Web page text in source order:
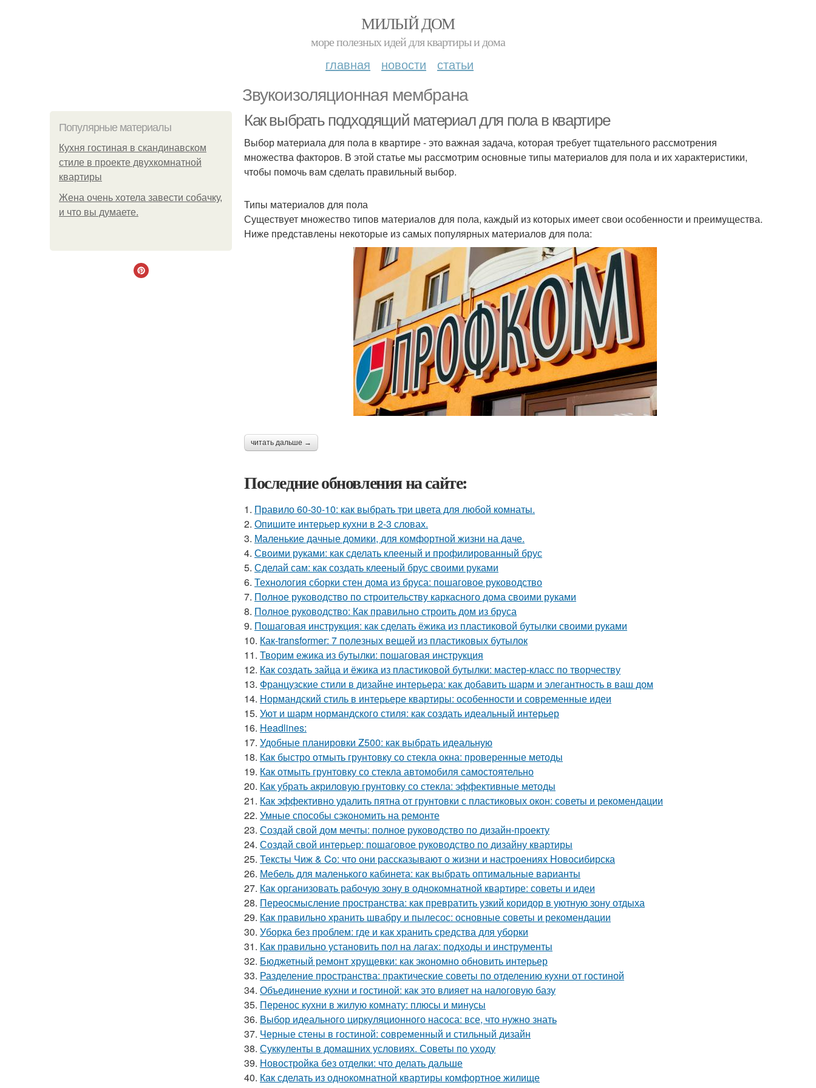
МИЛЫЙ ДОМ
море полезных идей для квартиры и дома
главная новости статьи
Звукоизоляционная мембрана
Популярные материалы
Кухня гостиная в скандинавском
стиле в проекте двухкомнатной
квартиры
Жена очень хотела завести собачку,
и что вы думаете.
Как выбрать подходящий материал для пола в квартире
Выбор материала для пола в квартире - это важная задача, которая требует тщательного рассмотрения
множества факторов. В этой статье мы рассмотрим основные типы материалов для пола и их характеристики,
чтобы помочь вам сделать правильный выбор.
Типы материалов для пола
Существует множество типов материалов для пола, каждый из которых имеет свои особенности и преимущества.
Ниже представлены некоторые из самых популярных материалов для пола:
читать дальше →
Последние обновления на сайте:
1. Правило 60-30-10: как выбрать три цвета для любой комнаты.
2. Опишите интерьер кухни в 2-3 словах.
3. Маленькие дачные домики, для комфортной жизни на даче.
4. Своими руками: как сделать клееный и профилированный брус
5. Сделай сам: как создать клееный брус своими руками
6. Технология сборки стен дома из бруса: пошаговое руководство
7. Полное руководство по строительству каркасного дома своими руками
8. Полное руководство: Как правильно строить дом из бруса
9. Пошаговая инструкция: как сделать ёжика из пластиковой бутылки своими руками
10. Как-transformer: 7 полезных вещей из пластиковых бутылок
11. Творим ежика из бутылки: пошаговая инструкция
12. Как создать зайца и ёжика из пластиковой бутылки: мастер-класс по творчеству
13. Французские стили в дизайне интерьера: как добавить шарм и элегантность в ваш дом
14. Нормандский стиль в интерьере квартиры: особенности и современные идеи
15. Уют и шарм нормандского стиля: как создать идеальный интерьер
16. Headlines:
17. Удобные планировки Z500: как выбрать идеальную
18. Как быстро отмыть грунтовку со стекла окна: проверенные методы
19. Как отмыть грунтовку со стекла автомобиля самостоятельно
20. Как убрать акриловую грунтовку со стекла: эффективные методы
21. Как эффективно удалить пятна от грунтовки с пластиковых окон: советы и рекомендации
22. Умные способы сэкономить на ремонте
23. Создай свой дом мечты: полное руководство по дизайн-проекту
24. Создай свой интерьер: пошаговое руководство по дизайну квартиры
25. Тексты Чиж & Co: что они рассказывают о жизни и настроениях Новосибирска
26. Мебель для маленького кабинета: как выбрать оптимальные варианты
27. Как организовать рабочую зону в однокомнатной квартире: советы и идеи
28. Переосмысление пространства: как превратить узкий коридор в уютную зону отдыха
29. Как правильно хранить швабру и пылесос: основные советы и рекомендации
30. Уборка без проблем: где и как хранить средства для уборки
31. Как правильно установить пол на лагах: подходы и инструменты
32. Бюджетный ремонт хрущевки: как экономно обновить интерьер
33. Разделение пространства: практические советы по отделению кухни от гостиной
34. Объединение кухни и гостиной: как это влияет на налоговую базу
35. Перенос кухни в жилую комнату: плюсы и минусы
36. Выбор идеального циркуляционного насоса: все, что нужно знать
37. Черные стены в гостиной: современный и стильный дизайн
38. Суккуленты в домашних условиях. Советы по уходу
39. Новостройка без отделки: что делать дальше
40. Как сделать из однокомнатной квартиры комфортное жилище